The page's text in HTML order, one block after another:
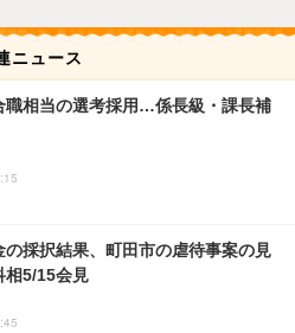
ニュース
職相当の選考採用…係長級・課長補
の採択結果、町田市の虐待事案の見
5/15会見